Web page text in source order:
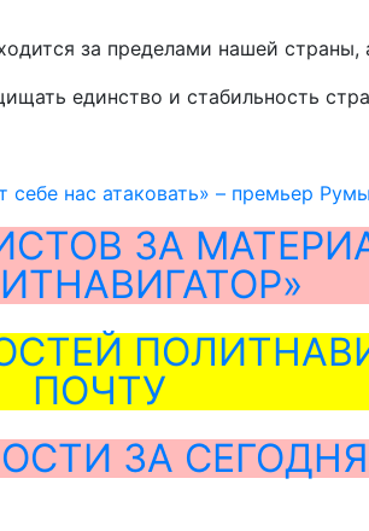
за пределами нашей
единство и стабильность
себе нас атаковать» – премьер
ЗА
ПОЧТУ
ЗА СЕГОДНЯ